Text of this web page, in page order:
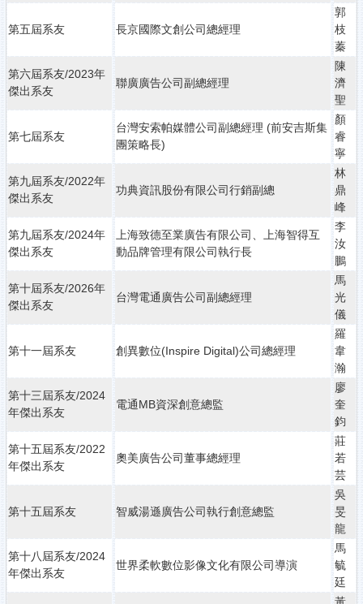
第五屆系友 長京國際文創公司總經理
郭
枝
蓁
第六屆系友/2023年
傑出系友
聯廣廣告公司副總經理
陳
濟
聖
第七屆系友
台灣安索帕媒體公司副總經理 (前安吉斯集
團策略長)
顏
睿
寧
第九屆系友/2022年
傑出系友
功典資訊股份有限公司行銷副總
林
鼎
峰
第九屆系友/2024年
傑出系友
上海致德至業廣告有限公司、上海智得互
動品牌管理有限公司執行長
李
汝
鵬
第十屆系友/2026年
傑出系友
台灣電通廣告公司副總經理
馬
光
儀
第十一屆系友 創異數位(Inspire Digital)公司總經理
羅
韋
瀚
第十三屆系友/2024
年傑出系友
電通MB資深創意總監
廖
奎
鈞
第十五屆系友/2022
年傑出系友
奧美廣告公司董事總經理
莊
若
芸
第十五屆系友 智威湯遜廣告公司執行創意總監
吳
旻
龍
第十八屆系友/2024
年傑出系友
世界柔軟數位影像文化有限公司導演
馬
毓
廷
黃